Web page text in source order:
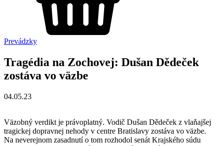
Prevádzky
Tragédia na Zochovej: Dušan Dědeček
zostáva vo väzbe
04.05.23
Väzobný verdikt je právoplatný. Vodič Dušan Dědeček z vlaňajšej
tragickej dopravnej nehody v centre Bratislavy zostáva vo väzbe.
Na neverejnom zasadnutí o tom rozhodol senát Krajského súdu